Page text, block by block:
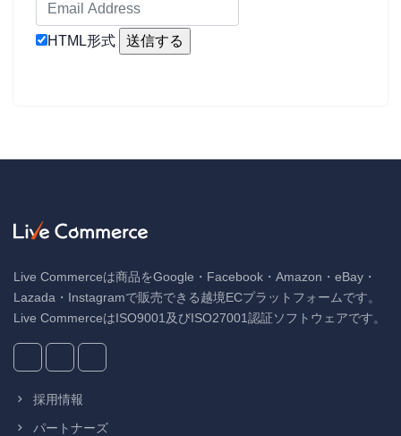
HTML形式
Live Commerceは商品をGoogle・Facebook・Amazon・eBay・
Lazada・Instagramで販売できる越境ECプラットフォームです。
Live CommerceはISO9001及びISO27001認証ソフトウェアです。
採用情報
パートナーズ